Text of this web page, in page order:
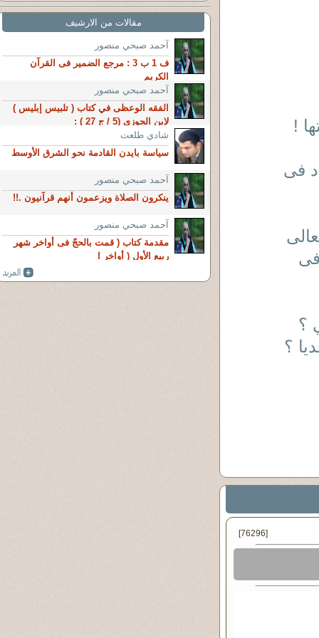
!
فى
؟
؟
[76296]
مقالات من الارشيف
آحمد صبحي منصور
ف 1 ب 3 : مرجع الضمير فى القرآن
الكريم
آحمد صبحي منصور
الفقه الوعظى في كتاب ( تلبيس إبليس )
لإبن الجوزى (5 / ج 27 ) :
شادي طلعت
سياسة بايدن القادمة نحو الشرق الأوسط
آحمد صبحي منصور
ينكرون الصلاة ويزعمون أنهم قرآنيون .!!
آحمد صبحي منصور
مقدمة كتاب ( قمت بالحجّ فى أواخر شهر
ربيع الأول ( أواخر ا